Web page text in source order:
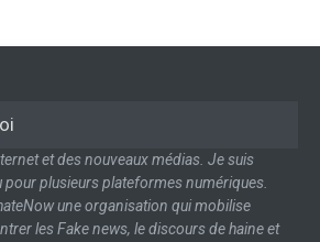
et des nouveaux médias. Je suis
plusieurs plateformes numériques.
une organisation qui mobilise
les Fake news, le discours de haine et